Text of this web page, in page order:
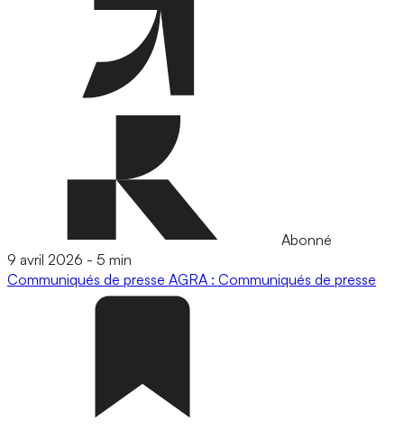
Abonné
9 avril 2026 - 5 min
Communiqués de presse AGRA : Communiqués de presse